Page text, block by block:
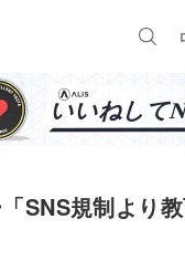
SNS規制より教